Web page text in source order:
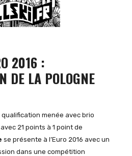
2016 :
DE LA POLOGNE
menée avec brio
21 points à 1 point de
se présente à l’Euro 2016 avec un
dans une compétition